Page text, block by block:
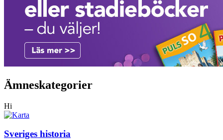
Ämneskategorier
Hi
Sveriges historia